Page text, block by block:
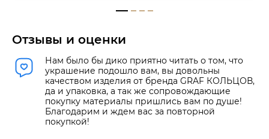
Отзывы и оценки
Нам было бы дико приятно читать о том, что
украшение подошло вам, вы довольны
качеством изделия от бренда GRAF КОЛЬЦОВ,
да и упаковка, а так же сопровождающие
покупку материалы пришлись вам по душе!
Благодарим и ждем вас за повторной
покупкой!